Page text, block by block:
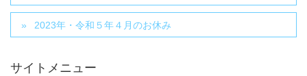
2023年・令和５年４月のお休み
サイトメニュー